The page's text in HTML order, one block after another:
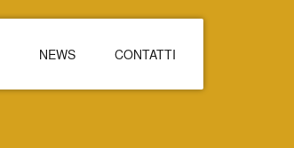
NEWS CONTATTI